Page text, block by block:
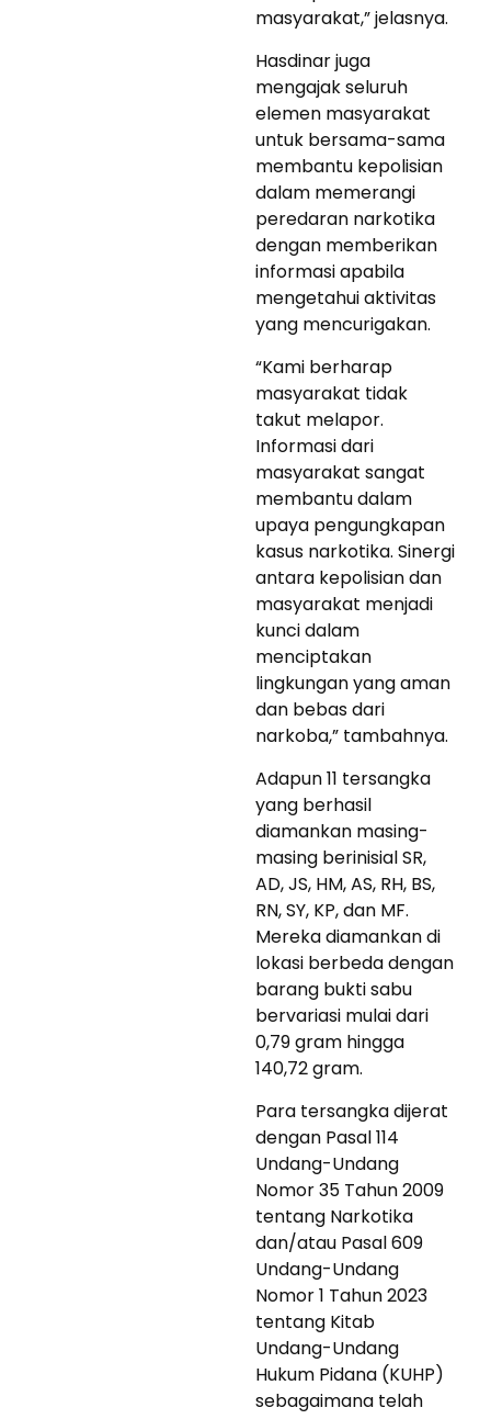
masyarakat,” jelasnya.
Hasdinar juga
mengajak seluruh
elemen masyarakat
untuk bersama-sama
membantu kepolisian
dalam memerangi
peredaran narkotika
dengan memberikan
informasi apabila
mengetahui aktivitas
yang mencurigakan.
“Kami berharap
masyarakat tidak
takut melapor.
Informasi dari
masyarakat sangat
membantu dalam
upaya pengungkapan
kasus narkotika. Sinergi
antara kepolisian dan
masyarakat menjadi
kunci dalam
menciptakan
lingkungan yang aman
dan bebas dari
narkoba,” tambahnya.
Adapun 11 tersangka
yang berhasil
diamankan masing-
masing berinisial SR,
AD, JS, HM, AS, RH, BS,
RN, SY, KP, dan MF.
Mereka diamankan di
lokasi berbeda dengan
barang bukti sabu
bervariasi mulai dari
0,79 gram hingga
140,72 gram.
Para tersangka dijerat
dengan Pasal 114
Undang-Undang
Nomor 35 Tahun 2009
tentang Narkotika
dan/atau Pasal 609
Undang-Undang
Nomor 1 Tahun 2023
tentang Kitab
Undang-Undang
Hukum Pidana (KUHP)
sebagaimana telah